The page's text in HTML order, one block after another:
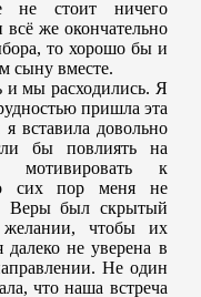
не стоит ничего
же окончательно
то хорошо бы и
сыну вместе.
и мы расходились. Я
пришла эта
вставила довольно
бы повлиять на
мотивировать к
сих пор меня не
Веры был скрытый
желании, чтобы их
не уверена в
Не один
что наша встреча